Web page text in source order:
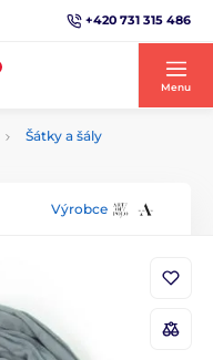
+420 731 315 486
Menu
Šátky a šály
Výrobce